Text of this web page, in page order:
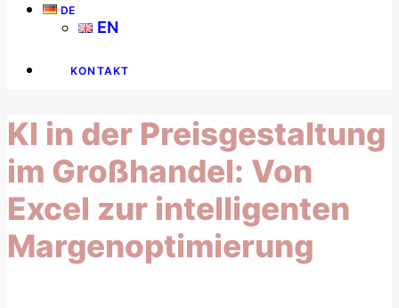
DE
EN
KONTAKT
KI in der Preisgestaltung
im Großhandel: Von
Excel zur intelligenten
Margenoptimierung